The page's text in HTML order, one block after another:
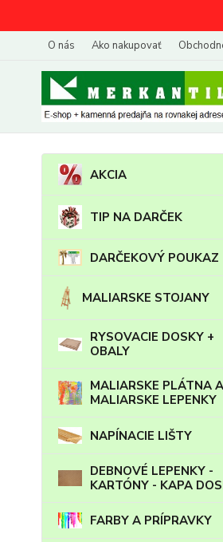
O nás Ako nakupovať
AKCIA
TIP NA DARČEK
DARČEKOVÝ POUKAZ
MALIARSKE STOJANY
RYSOVACIE DOSKY +
OBALY
MALIARSKE PLÁTNA A
MALIARSKE LEPENKY
NAPÍNACIE LIŠTY
DEBNOVÉ LEPENKY -
KARTÓNY - KAPA
FARBY A PRÍPRAVKY